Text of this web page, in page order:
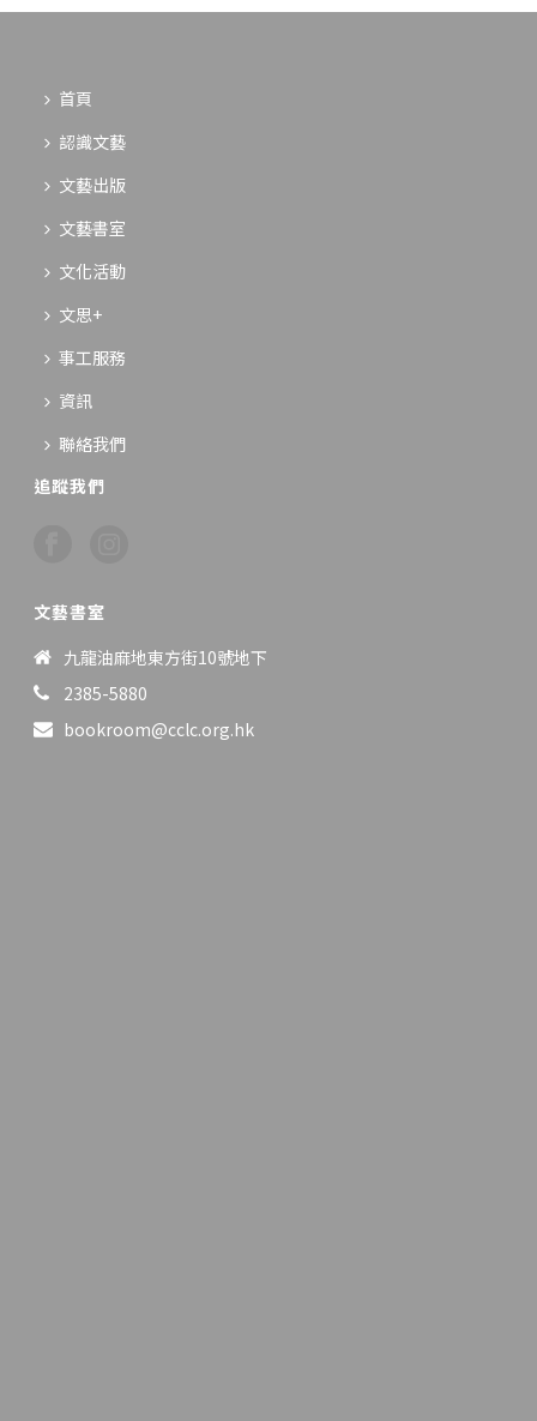
首頁
認識文藝
文藝出版
文藝書室
文化活動
文思+
事工服務
資訊
聯絡我們
追蹤我們
文藝書室
九龍油麻地東方街10號地下
2385-5880
bookroom@cclc.org.hk